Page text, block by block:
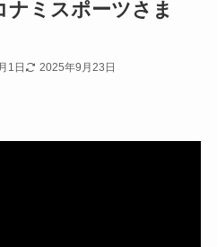
ナミスポーツさま
1日 2025年9月23日